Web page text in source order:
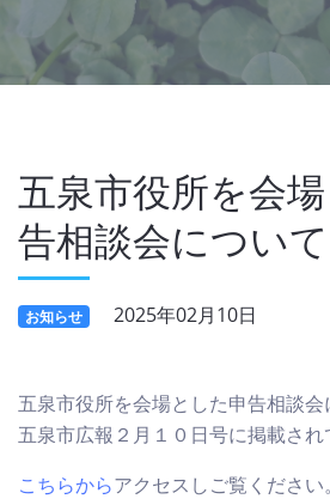
五泉市役所を会
告相談会について
お知らせ 2025年02月10日
五泉市役所を会場とした申告相談
五泉市広報２月１０日号に掲載され
こちらからアクセスしご覧ください。